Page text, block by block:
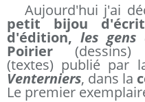
Aujourd'hui j'ai
petit bijou
d'édition, les
Poirier
(textes) publié par
Venterniers, dans la
Le premier